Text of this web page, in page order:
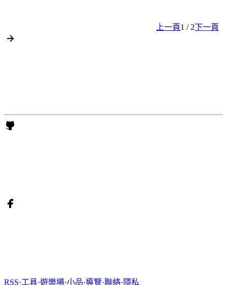
上一頁1 / 2下一頁
RSS·工具·遊樂場·小品·導覽·聯絡·隱私